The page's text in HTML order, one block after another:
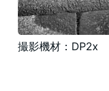
撮影機材：DP2x